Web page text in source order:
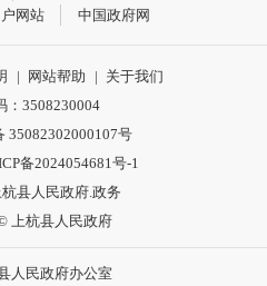
网站
中国政府网
| 网站帮助 | 关于我们
：3508230004
35082302000107号
备2024054681号-1
县人民政府.政务
上杭县人民政府
人民政府办公室